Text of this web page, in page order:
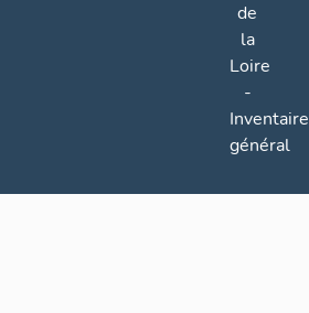
de
la
Loire
-
Inventaire
général